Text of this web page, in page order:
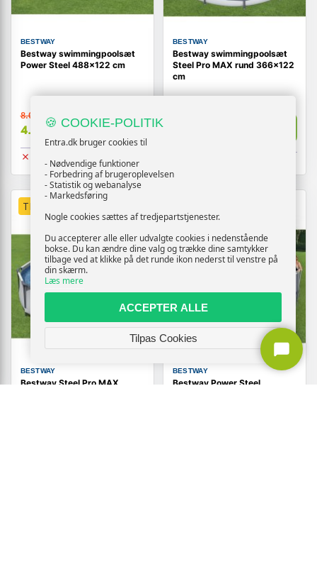
BESTWAY
Bestway swimmingpoolsæt
Power Steel 488x122 cm
8.056,-
4.719,- Vis
BESTWAY
Bestway swimmingpoolsæt
Steel Pro MAX rund 366x122
cm
TILBUD
BESTWAY
Bestway Steel Pro MAX
BESTWAY
Bestway Power Steel
🍪 COOKIE-POLITIK
Entra.dk bruger cookies til
- Nødvendige funktioner
- Forbedring af brugeroplevelsen
- Statistik og webanalyse
- Markedsføring
Nogle cookies sættes af tredjepartstjenester.
Du accepterer alle eller udvalgte cookies i nedenstående
bokse. Du kan ændre dine valg og trække dine samtykker
tilbage ved at klikke på det runde ikon nederst til venstre på
din skærm.
Læs mere
ACCEPTER ALLE
Tilpas Cookies